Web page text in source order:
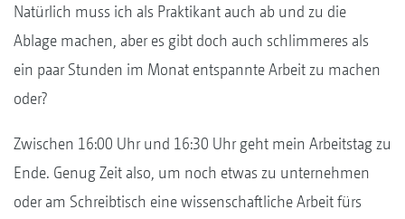
Natürlich muss ich als Praktikant auch ab und zu die
Ablage machen, aber es gibt doch auch schlimmeres als
ein paar Stunden im Monat entspannte Arbeit zu machen
oder?
Zwischen 16:00 Uhr und 16:30 Uhr geht mein Arbeitstag zu
Ende. Genug Zeit also, um noch etwas zu unternehmen
oder am Schreibtisch eine wissenschaftliche Arbeit fürs